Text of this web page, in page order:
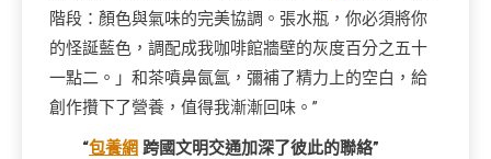
階段：顏色與氣味的完美協調。張水瓶，你必須將你
的怪誕藍色，調配成我咖啡館牆壁的灰度百分之五十
一點二。」和茶噴鼻氤氳，彌補了精力上的空白，給
創作攢下了營養，值得我漸漸回味。”
“包養網 跨國文明交通加深了彼此的聯絡”